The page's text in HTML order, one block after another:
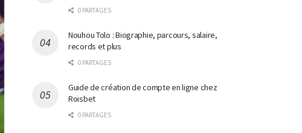
0 PARTAGES
Nouhou Tolo : Biographie, parcours, salaire,
records et plus
0 PARTAGES
Guide de création de compte en ligne chez
Roisbet
0 PARTAGES